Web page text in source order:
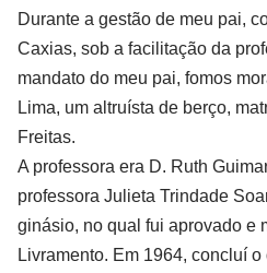
Durante a gestão de meu pai,
Caxias, sob a facilitação da
mandato do meu pai, fomos
Lima, um altruísta de berço,
Freitas.
A professora era D. Ruth
professora Julieta Trindade
ginásio, no qual fui aprovado e
Livramento. Em 1964, concluí